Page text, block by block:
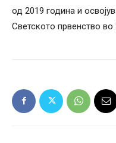
од 2019 година и
Светското првенство во